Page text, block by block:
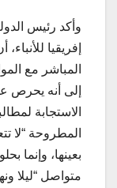
وأكد رئيس
إفريقيا
المباشر مع
إلى أنه يحرص
الاستجابة
المطروحة “لا
بعينها، وإنما
متواصل “ليلا